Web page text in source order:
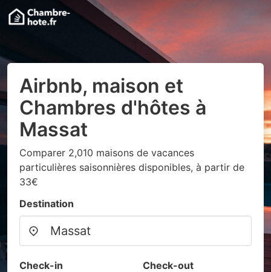
Airbnb, maison et
Chambres d'hôtes à
Massat
Comparer 2,010 maisons de vacances
particulières saisonnières disponibles, à partir de
33€
Destination
Check-in Check-out